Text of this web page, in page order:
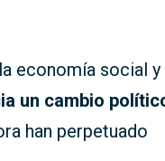
economía social y
un cambio
han perpetuado